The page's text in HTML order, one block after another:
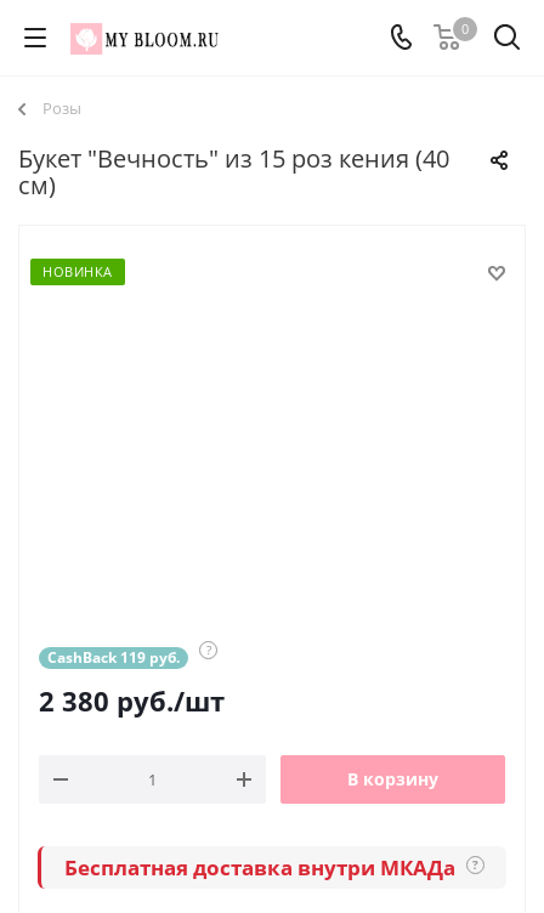
0
Розы
Букет "Вечность" из 15 роз кения (40
см)
НОВИНКА
CashBack 119 руб. ?
2 380 руб./шт
В корзину
Бесплатная доставка внутри МКАДа ?